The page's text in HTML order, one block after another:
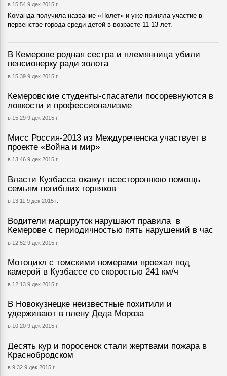
в 15:54 9 дек 2015 г.
Команда получила название «Полет» и уже приняла участие в
первенстве города среди детей в возрасте 11-13 лет.
В Кемерове родная сестра и племянница убили
пенсионерку ради золота
в 15:39 9 дек 2015 г.
Кемеровские студенты-спасатели посоревнуются в
ловкости и профессионализме
в 15:29 9 дек 2015 г.
Мисс Россия-2013 из Междуреченска участвует в
проекте «Война и мир»
в 13:46 9 дек 2015 г.
Власти Кузбасса окажут всестороннюю помощь
семьям погибших горняков
в 13:11 9 дек 2015 г.
Водители маршруток нарушают правила в
Кемерове с периодичностью пять нарушений в час
в 12:52 9 дек 2015 г.
Мотоцикл с томскими номерами проехал под
камерой в Кузбассе со скоростью 241 км/ч
в 12:13 9 дек 2015 г.
В Новокузнецке неизвестные похитили и
удерживают в плену Деда Мороза
в 10:20 9 дек 2015 г.
Десять кур и поросенок стали жертвами пожара в
Краснобродском
в 9:32 9 дек 2015 г.